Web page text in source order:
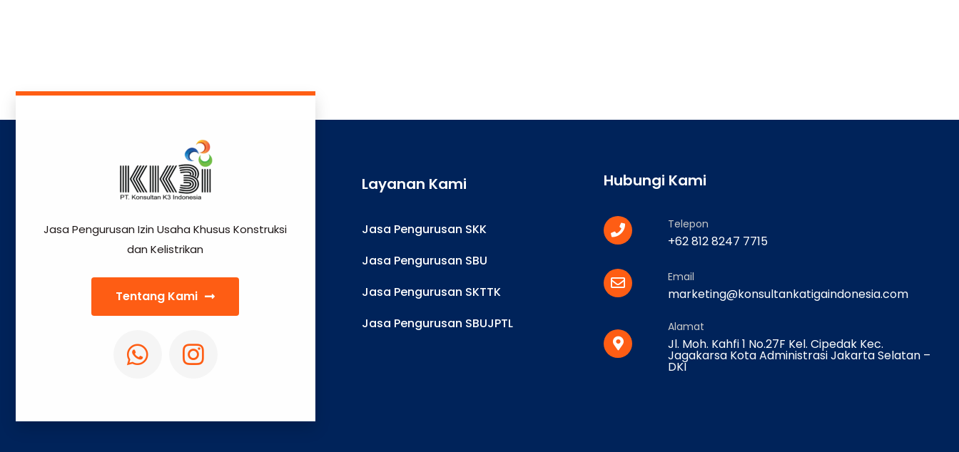
Jasa Pengurusan Izin Usaha Khusus Konstruksi
dan Kelistrikan
Tentang Kami
Layanan Kami
Jasa Pengurusan SKK
Jasa Pengurusan SBU
Jasa Pengurusan SKTTK
Jasa Pengurusan SBUJPTL
Hubungi Kami
Telepon
+62 812 8247 7715
Email
marketing@konsultankatigaindonesia.com
Alamat
Jl. Moh. Kahfi 1 No.27F Kel. Cipedak Kec.
Jagakarsa Kota Administrasi Jakarta Selatan –
DKI